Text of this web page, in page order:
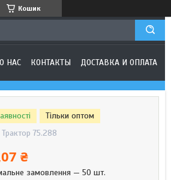
Кошик
О НАС КОНТАКТЫ ДОСТАВКА И ОПЛАТА
Тільки оптом
Трактор 75.288
₴
замовлення — 50 шт.